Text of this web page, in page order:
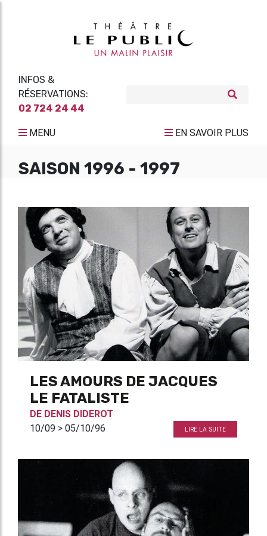
INFOS &
RÉSERVATIONS:
02 724 24 44
MENU EN SAVOIR PLUS
SAISON 1996 - 1997
LES AMOURS DE JACQUES
LE FATALISTE
DE DENIS DIDEROT
10/09 > 05/10/96
LIRE LA SUITE